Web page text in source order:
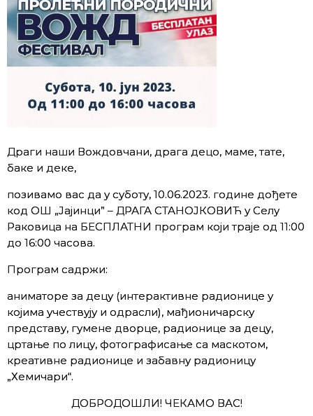
Драги наши Вождовчани, драга децо, маме, тате,
баке и деке,
позивамо вас да у суботу, 10.06.2023. године дођете
код ОШ „Јајинци” – ДРАГА СТАНОЈКОВИЋ у Селу
Раковица на БЕСПЛАТНИ програм који траје од 11:00
до 16:00 часова.
Програм садржи:
аниматоре за децу (интерактивне радионице у
којима учествују и одрасли), мађионичарску
представу, гумене дворце, радионице за децу,
цртање по лицу, фотографисање са маскотом,
креативне радионице и забавну радионицу
„Хемичари“.
ДОБРОДОШЛИ! ЧЕКАМО ВАС!